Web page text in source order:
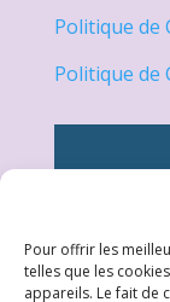
Pour offrir les
telles que les
appareils. Le fait de
Politique de
Politique de
Pour
notre